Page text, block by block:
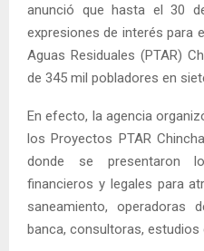
anunció que hasta el 30
expresiones de interés para
Aguas Residuales (PTAR)
de 345 mil pobladores en
En efecto, la agencia
los Proyectos PTAR
donde se presentaron
financieros y legales para
saneamiento, operadoras
banca, consultoras,